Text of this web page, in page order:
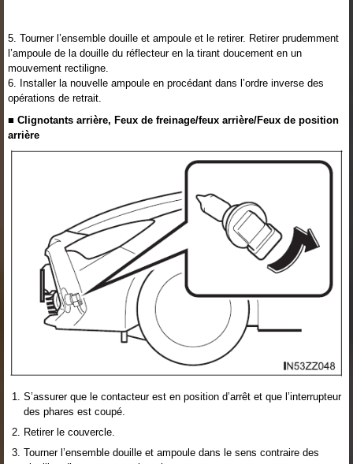
5. Tourner l’ensemble douille et ampoule et le retirer. Retirer prudemment
l’ampoule de la douille du réflecteur en la tirant doucement en un
mouvement rectiligne.
6. Installer la nouvelle ampoule en procédant dans l’ordre inverse des
opérations de retrait.
■ Clignotants arrière, Feux de freinage/feux arrière/Feux de position
arrière
S’assurer que le contacteur est en position d’arrêt et que l’interrupteur
des phares est coupé.
Retirer le couvercle.
Tourner l’ensemble douille et ampoule dans le sens contraire des